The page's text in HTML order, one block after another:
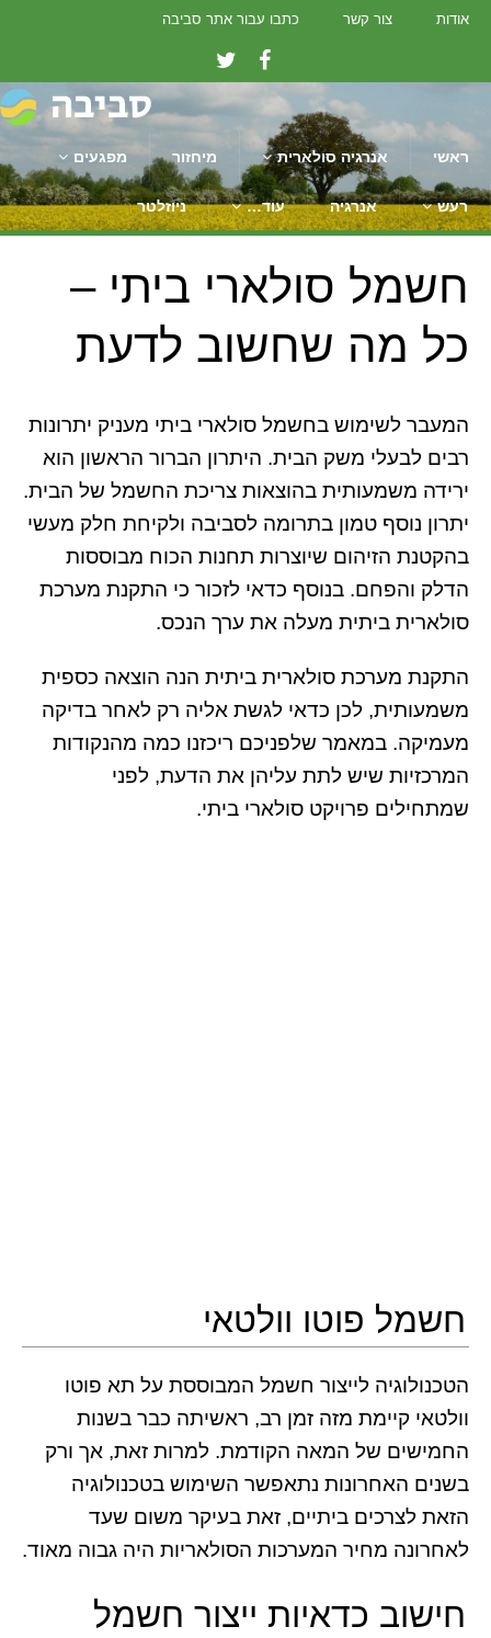
אודות צור קשר כתבו עבור אתר סביבה
ראשי אנרגיה סולארית מיחזור מפגעים
רעש אנרגיה עוד… ניוזלטר
חשמל סולארי ביתי –
כל מה שחשוב לדעת
המעבר לשימוש בחשמל סולארי ביתי מעניק יתרונות
רבים לבעלי משק הבית. היתרון הברור הראשון הוא
ירידה משמעותית בהוצאות צריכת החשמל של הבית.
יתרון נוסף טמון בתרומה לסביבה ולקיחת חלק מעשי
בהקטנת הזיהום שיוצרות תחנות הכוח מבוססות
הדלק והפחם. בנוסף כדאי לזכור כי התקנת מערכת
סולארית ביתית מעלה את ערך הנכס.
התקנת מערכת סולארית ביתית הנה הוצאה כספית
משמעותית, לכן כדאי לגשת אליה רק לאחר בדיקה
מעמיקה. במאמר שלפניכם ריכזנו כמה מהנקודות
המרכזיות שיש לתת עליהן את הדעת, לפני
שמתחילים פרויקט סולארי ביתי.
חשמל פוטו וולטאי
הטכנולוגיה לייצור חשמל המבוססת על תא פוטו
וולטאי קיימת מזה זמן רב, ראשיתה כבר בשנות
החמישים של המאה הקודמת. למרות זאת, אך ורק
בשנים האחרונות נתאפשר השימוש בטכנולוגיה
הזאת לצרכים ביתיים, זאת בעיקר משום שעד
לאחרונה מחיר המערכות הסולאריות היה גבוה מאוד.
חישוב כדאיות ייצור חשמל